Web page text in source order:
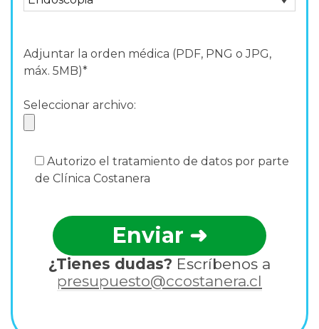
Adjuntar la orden médica (PDF, PNG o JPG,
máx. 5MB)*
Seleccionar archivo:
Autorizo el tratamiento de datos por parte
de Clínica Costanera
¿Tienes dudas? Escríbenos a
presupuesto@ccostanera.cl